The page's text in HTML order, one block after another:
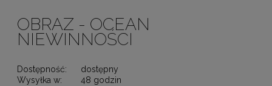
OBRAZ - OCEAN
NIEWINNOŚCI
Dostępność:
dostępny
Wysyłka w:
48 godzin